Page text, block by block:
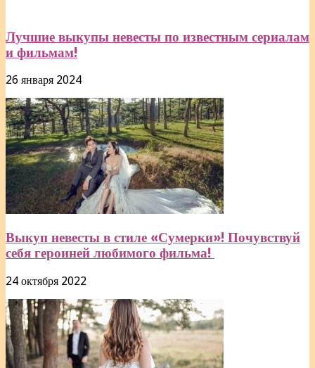
Лучшие выкупы невесты по известным сериалам
и фильмам!
26 января 2024
Выкуп невесты в стиле «Сумерки»! Почувствуй
себя героиней любимого фильма!
24 октября 2022